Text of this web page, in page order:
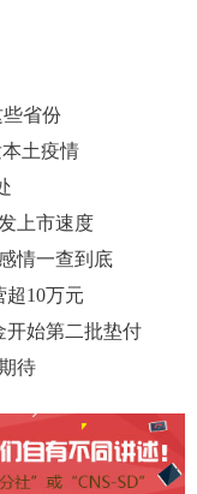
些省份
土疫情
上市速度
情一查到底
超10万元
开始第二批垫付
待